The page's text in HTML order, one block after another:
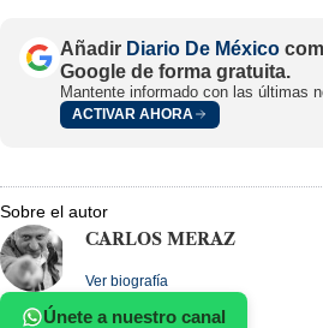
Añadir Diario De México
Google de forma gratuita.
Mantente informado con las últimas
ACTIVAR AHORA
Sobre el autor
CARLOS MERAZ
Ver biografía
Únete a nuestro canal